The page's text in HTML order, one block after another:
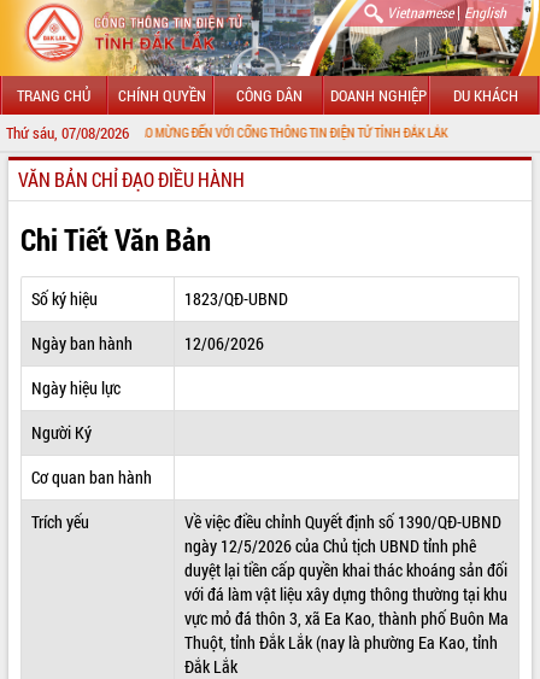
Vietnamese| English
TRANG CHỦ CHÍNH QUYỀN CÔNG DÂN DOANH NGHIỆP DU KHÁCH
Thứ sáu, 07/08/2026
CHÀO MỪNG ĐẾN VỚI CỔNG THÔNG TIN ĐIỆN TỬ TỈNH ĐẮK LẮK
GIỚI THIỆU
LÃNH ĐẠO UBND TỈNH
TIN TỨC SỰ KIỆN
SỞ, BAN, NGÀNH
THÔNG TIN CHỈ ĐẠO ĐIỀU HÀNH
HỆ THỐNG VĂN BẢN
VĂN BẢN HĐND TỈNH
VĂN BẢN CHỈ ĐẠO ĐIỀU HÀNH
Chi Tiết Văn Bản
Số ký hiệu
1823/QĐ-UBND
Ngày ban hành
12/06/2026
Ngày hiệu lực
Người Ký
Cơ quan ban hành
Trích yếu
Về việc điều chỉnh Quyết định số 1390/QĐ-UBND
ngày 12/5/2026 của Chủ tịch UBND tỉnh phê
duyệt lại tiền cấp quyền khai thác khoáng sản đối
với đá làm vật liệu xây dựng thông thường tại khu
vực mỏ đá thôn 3, xã Ea Kao, thành phố Buôn Ma
Thuột, tỉnh Đắk Lắk (nay là phường Ea Kao, tỉnh
Đắk Lắk